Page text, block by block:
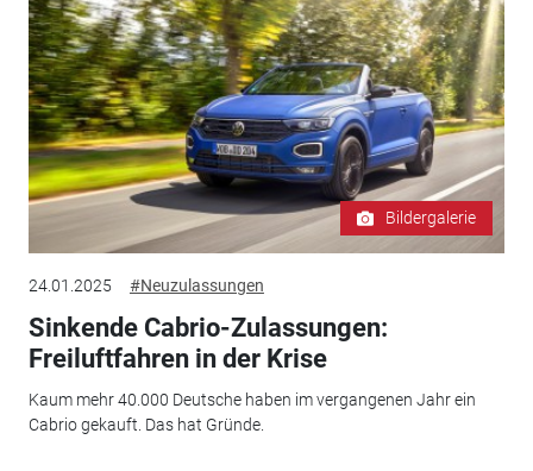
Bildergalerie
24.01.2025 #Neuzulassungen
Sinkende Cabrio-Zulassungen:
Freiluftfahren in der Krise
Kaum mehr 40.000 Deutsche haben im vergangenen Jahr ein
Cabrio gekauft. Das hat Gründe.